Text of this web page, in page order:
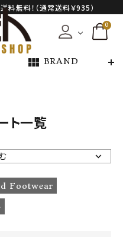
無料！（通常送料￥935）
0
view_module BRAND
ト一覧
Footwear